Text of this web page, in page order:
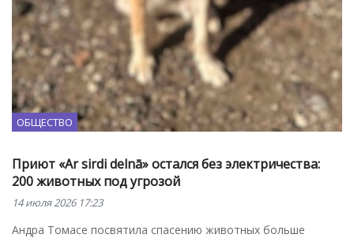
ОБЩЕСТВО
Приют «Ar sirdi delnā» остался без электричества:
200 животных под угрозой
14 июля 2026 17:23
Андра Томасе посвятила спасению животных больше